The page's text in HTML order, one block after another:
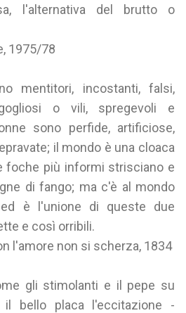
l'alternativa del brutto o
1975/78
mentitori, incostanti, falsi,
o vili, spregevoli e
sono perfide, artificiose,
il mondo è una cloaca
foche più informi strisciano e
di fango; ma c'è al mondo
è l'unione di queste due
e così orribili.
l'amore non si scherza, 1834
gli stimolanti e il pepe su
il bello placa l'eccitazione -